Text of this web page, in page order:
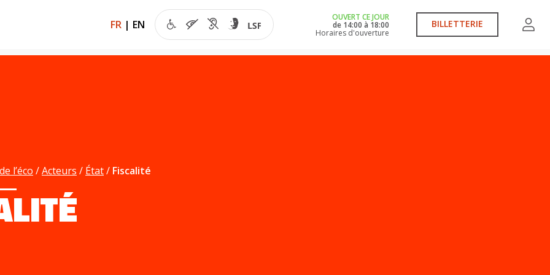
FR | EN
OUVERT CE JOUR
de 14:00 à 18:00
Horaires d'ouverture
BILLETTERIE
l’éco Acteurs État Fiscalité